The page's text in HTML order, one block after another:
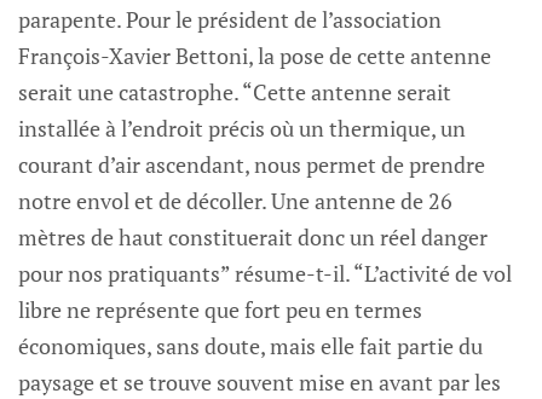
parapente. Pour le président de l’association
François-Xavier Bettoni, la pose de cette antenne
serait une catastrophe. “Cette antenne serait
installée à l’endroit précis où un thermique, un
courant d’air ascendant, nous permet de prendre
notre envol et de décoller. Une antenne de 26
mètres de haut constituerait donc un réel danger
pour nos pratiquants” résume-t-il. “L’activité de vol
libre ne représente que fort peu en termes
économiques, sans doute, mais elle fait partie du
paysage et se trouve souvent mise en avant par les